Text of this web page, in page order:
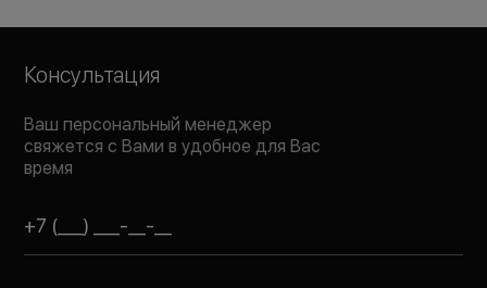
Консультация
Ваш персональный менеджер
свяжется с Вами в удобное для Вас
время